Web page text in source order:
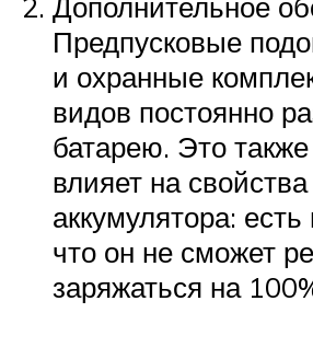
Предпусковые
и охранные
видов постоянно
батарею. Это также
влияет на свойства
аккумулятора: есть
что он не сможет
заряжаться на